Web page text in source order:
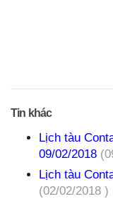
Tin khác
Lịch tàu
09/02/2018
Lịch tàu
(02/02/2018 )